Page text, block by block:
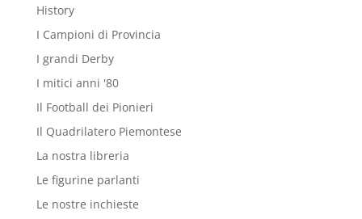
History
I Campioni di Provincia
I grandi Derby
I mitici anni '80
Il Football dei Pionieri
Il Quadrilatero Piemontese
La nostra libreria
Le figurine parlanti
Le nostre inchieste